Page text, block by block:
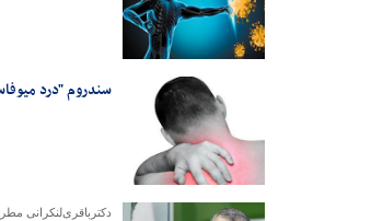
سندروم "درد
دکترباقری‌لنکرانی